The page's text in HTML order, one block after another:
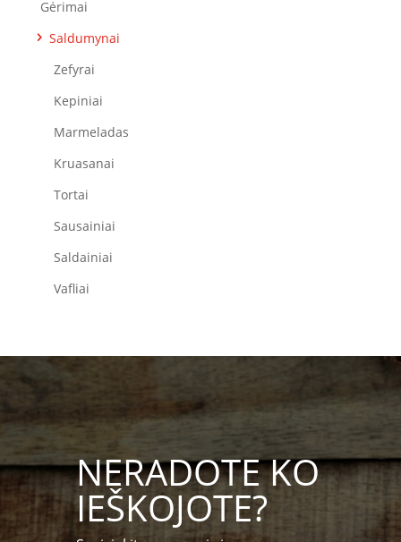
Gėrimai
Saldumynai
Zefyrai
Kepiniai
Marmeladas
Kruasanai
Tortai
Sausainiai
Saldainiai
Vafliai
NERADOTE KO
IEŠKOJOTE?